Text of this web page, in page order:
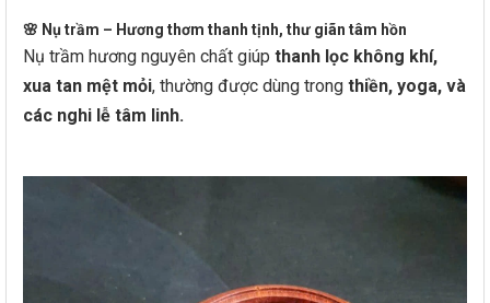
🌸 Nụ trầm – Hương thơm thanh tịnh, thư giãn tâm hồn
Nụ trầm hương nguyên chất giúp thanh lọc không khí,
xua tan mệt mỏi, thường được dùng trong thiền, yoga, và
các nghi lễ tâm linh.